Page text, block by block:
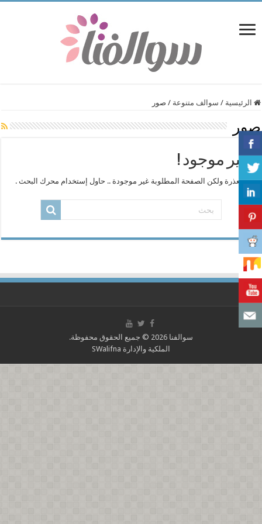
الرئيسية / سوالف متنوعة / صور
صور
غير موجود !
المعذرة ولكن الصفحة المطلوبة غير موجودة .. حاول إستخدام محرك البحث .
سوالفنا 2026 © جميع الحقوق محفوظة.
الملكية والإدارة SWalifna